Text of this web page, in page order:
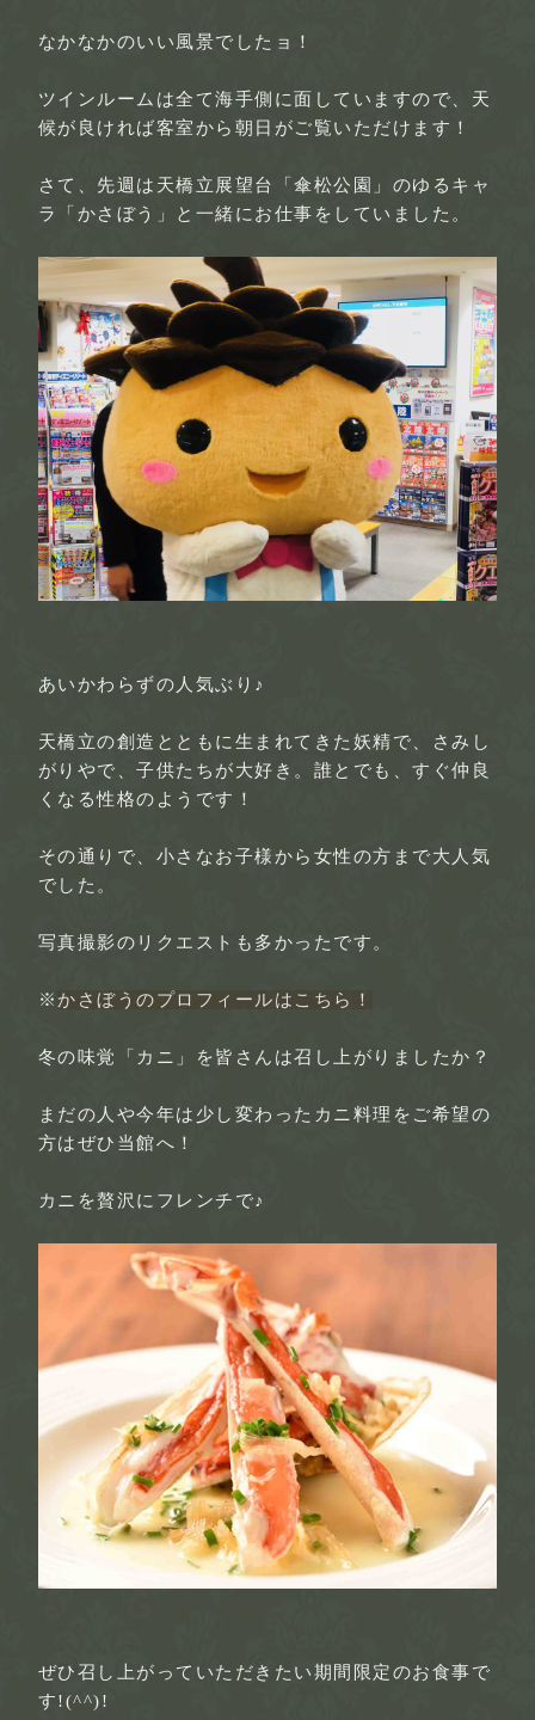
なかなかのいい風景でしたョ！
ツインルームは全て海手側に面していますので、天
候が良ければ客室から朝日がご覧いただけます！
さて、先週は天橋立展望台「傘松公園」のゆるキャ
ラ「かさぼう」と一緒にお仕事をしていました。
あいかわらずの人気ぶり♪
天橋立の創造とともに生まれてきた妖精で、さみし
がりやで、子供たちが大好き。誰とでも、すぐ仲良
くなる性格のようです！
その通りで、小さなお子様から女性の方まで大人気
でした。
写真撮影のリクエストも多かったです。
※ かさぼうのプロフィールはこちら！
冬の味覚「カニ」を皆さんは召し上がりましたか？
まだの人や今年は少し変わったカニ料理をご希望の
方はぜひ当館へ！
カニを贅沢にフレンチで♪
ぜひ召し上がっていただきたい期間限定のお食事で
す!(^^)!